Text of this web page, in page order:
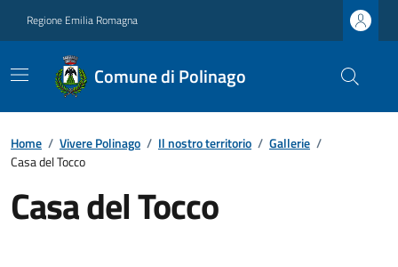
Regione Emilia Romagna
Comune di Polinago
Home / Vivere Polinago / Il nostro territorio / Gallerie /
Casa del Tocco
Casa del Tocco